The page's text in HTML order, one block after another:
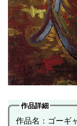
作品詳細
作品名：ゴーギ